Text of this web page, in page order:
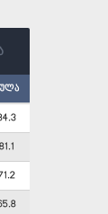
81.1